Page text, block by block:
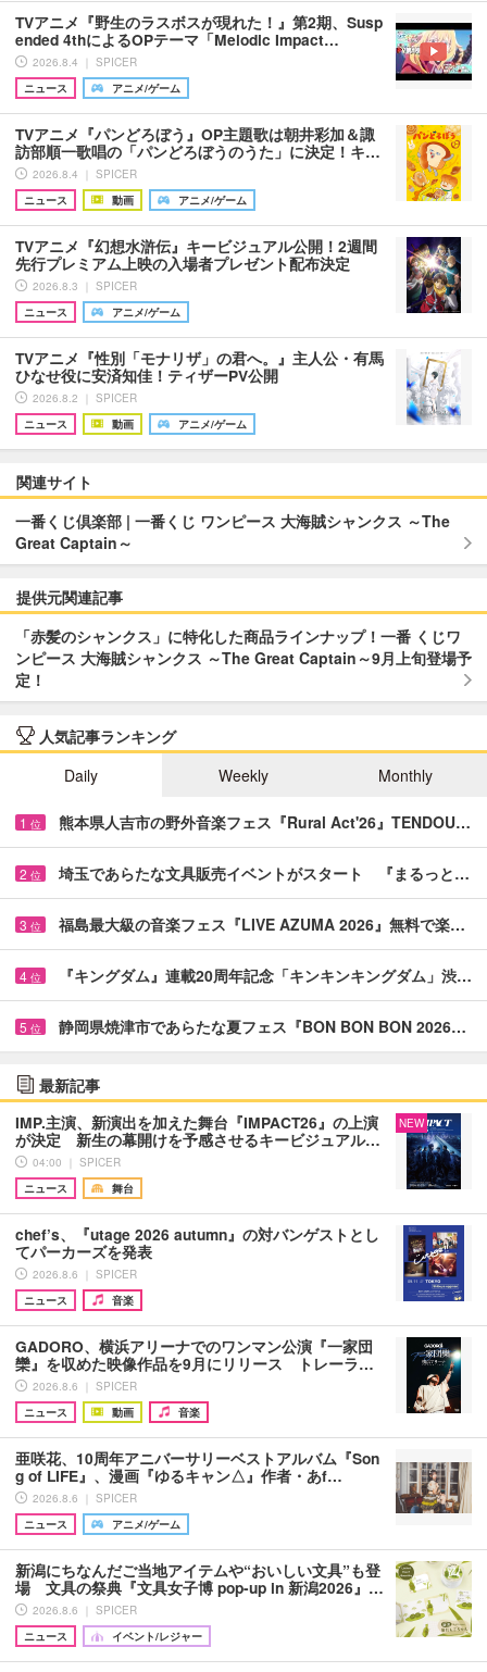
TVアニメ『野生のラスボスが現れた！』第2期、Susp
ended 4thによるOPテーマ「Melodic Impact…
2026.8.4 ｜ SPICER
ニュース
アニメ/ゲーム
TVアニメ『パンどろぼう』OP主題歌は朝井彩加＆諏
訪部順一歌唱の「パンどろぼうのうた」に決定！キ…
2026.8.4 ｜ SPICER
ニュース
動画 アニメ/ゲーム
TVアニメ『幻想水滸伝』キービジュアル公開！2週間
先行プレミアム上映の入場者プレゼント配布決定
2026.8.3 ｜ SPICER
ニュース
アニメ/ゲーム
TVアニメ『性別「モナリザ」の君へ。』主人公・有馬
ひなせ役に安済知佳！ティザーPV公開
2026.8.2 ｜ SPICER
ニュース
動画 アニメ/ゲーム
関連サイト
一番くじ倶楽部 | 一番くじ ワンピース 大海賊シャンクス ～The
Great Captain～
提供元関連記事
「赤髪のシャンクス」に特化した商品ラインナップ！一番 くじワ
ンピース 大海賊シャンクス ～The Great Captain～9月上旬登場予
定！
人気記事ランキング
Daily
Weekly Monthly
1 位 熊本県人吉市の野外音楽フェス『Rural Act'26』TENDOU…
2 位 埼玉であらたな文具販売イベントがスタート 『まるっと…
3 位 福島最大級の音楽フェス『LIVE AZUMA 2026』無料で楽…
4 位 『キングダム』連載20周年記念「キンキンキングダム」渋…
5 位 静岡県焼津市であらたな夏フェス『BON BON BON 2026…
最新記事
IMP.主演、新演出を加えた舞台『IMPACT26』の上演
が決定 新生の幕開けを予感させるキービジュアル…
04:00 ｜ SPICER
ニュース
舞台
NEW
chef’s、『utage 2026 autumn』の対バンゲストとし
てパーカーズを発表
2026.8.6 ｜ SPICER
ニュース
音楽
GADORO、横浜アリーナでのワンマン公演『一家団
欒』を収めた映像作品を9月にリリース トレーラ…
2026.8.6 ｜ SPICER
ニュース
動画 音楽
亜咲花、10周年アニバーサリーベストアルバム『Son
g of LIFE』、漫画『ゆるキャン△』作者・あf…
2026.8.6 ｜ SPICER
ニュース
アニメ/ゲーム
新潟にちなんだご当地アイテムや“おいしい文具”も登
場 文具の祭典『文具女子博 pop-up in 新潟2026』…
2026.8.6 ｜ SPICER
ニュース
イベント/レジャー